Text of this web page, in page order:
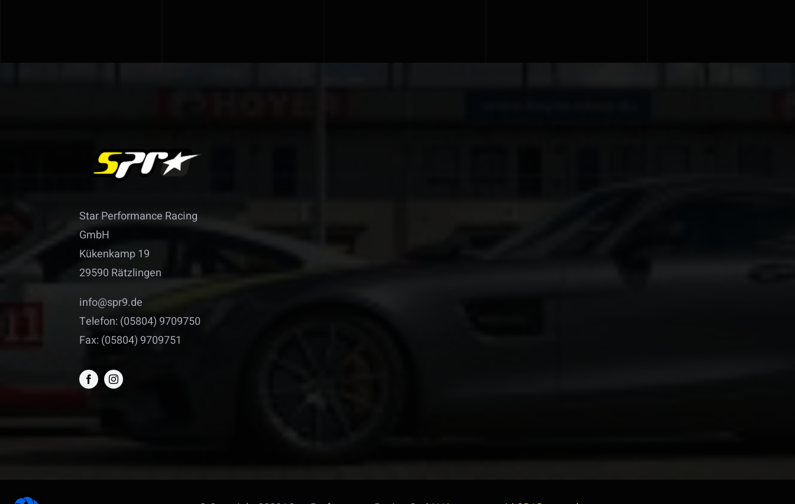
Star Performance Racing
GmbH
Kükenkamp 19
29590 Rätzlingen
info@spr9.de
Telefon: (05804) 9709750
Fax: (05804) 9709751